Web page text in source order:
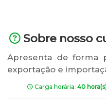
Sobre nosso
Apresenta de forma
exportação e
Carga horária: 40